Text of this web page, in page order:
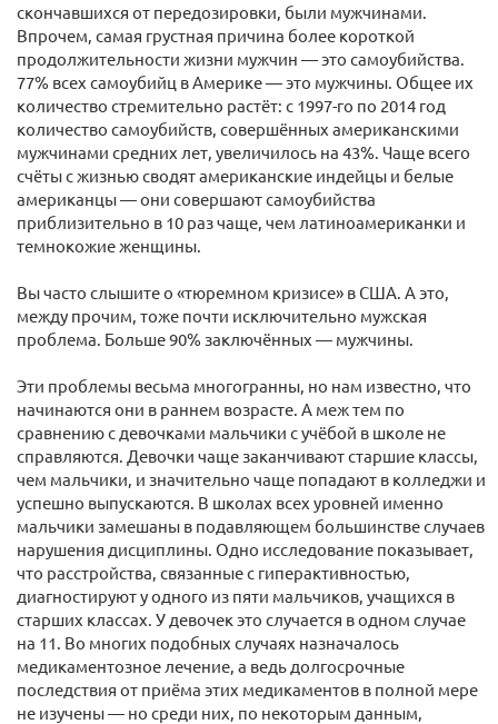
скончавшихся от передозировки, были мужчинами.
Впрочем, самая грустная причина более короткой
продолжительности жизни мужчин — это самоубийства.
77% всех самоубийц в Америке — это мужчины. Общее их
количество стремительно растёт: с 1997-го по 2014 год
количество самоубийств, совершённых американскими
мужчинами средних лет, увеличилось на 43%. Чаще всего
счёты с жизнью сводят американские индейцы и белые
американцы — они совершают самоубийства
приблизительно в 10 раз чаще, чем латиноамериканки и
темнокожие женщины.
Вы часто слышите о «тюремном кризисе» в США. А это,
между прочим, тоже почти исключительно мужская
проблема. Больше 90% заключённых — мужчины.
Эти проблемы весьма многогранны, но нам известно, что
начинаются они в раннем возрасте. А меж тем по
сравнению с девочками мальчики с учёбой в школе не
справляются. Девочки чаще заканчивают старшие классы,
чем мальчики, и значительно чаще попадают в колледжи и
успешно выпускаются. В школах всех уровней именно
мальчики замешаны в подавляющем большинстве случаев
нарушения дисциплины. Одно исследование показывает,
что расстройства, связанные с гиперактивностью,
диагностируют у одного из пяти мальчиков, учащихся в
старших классах. У девочек это случается в одном случае
на 11. Во многих подобных случаях назначалось
медикаментозное лечение, а ведь долгосрочные
последствия от приёма этих медикаментов в полной мере
не изучены — но среди них, по некоторым данным,